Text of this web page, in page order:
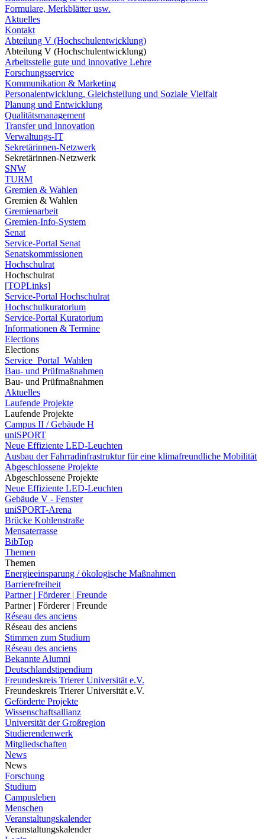
Formulare, Merkblätter usw.
Aktuelles
Kontakt
Abteilung V (Hochschulentwicklung)
Abteilung V (Hochschulentwicklung)
Arbeitsstelle gute und innovative Lehre
Forschungsservice
Kommunikation & Marketing
Personalentwicklung, Gleichstellung und Soziale Vielfalt
Planung und Entwicklung
Qualitätsmanagement
Transfer und Innovation
Verwaltungs-IT
Sekretärinnen-Netzwerk
Sekretärinnen-Netzwerk
SNW
TURM
Gremien & Wahlen
Gremien & Wahlen
Gremienarbeit
Gremien-Info-System
Senat
Service-Portal Senat
Senatskommissionen
Hochschulrat
Hochschulrat
[TOPLinks]
Service-Portal Hochschulrat
Hochschulkuratorium
Service-Portal Kuratorium
Informationen & Termine
Elections
Elections
Service_Portal_Wahlen
Bau- und Prüfmaßnahmen
Bau- und Prüfmaßnahmen
Aktuelles
Laufende Projekte
Laufende Projekte
Campus II / Gebäude H
uniSPORT
Neue Effiziente LED-Leuchten
Ausbau der Fahrradinfrastruktur für eine klimafreundliche Mobilität
Abgeschlossene Projekte
Abgeschlossene Projekte
Neue Effiziente LED-Leuchten
Gebäude V - Fenster
uniSPORT-Arena
Brücke Kohlenstraße
Mensaterrasse
BibTop
Themen
Themen
Energieeinsparung / ökologische Maßnahmen
Barrierefreiheit
Partner | Förderer | Freunde
Partner | Förderer | Freunde
Réseau des anciens
Réseau des anciens
Stimmen zum Studium
Réseau des anciens
Bekannte Alumni
Deutschlandstipendium
Freundeskreis Trierer Universität e.V.
Freundeskreis Trierer Universität e.V.
Geförderte Projekte
Wissenschaftsallianz
Universität der Großregion
Studierendenwerk
Mitgliedschaften
News
News
Forschung
Studium
Campusleben
Menschen
Veranstaltungskalender
Veranstaltungskalender